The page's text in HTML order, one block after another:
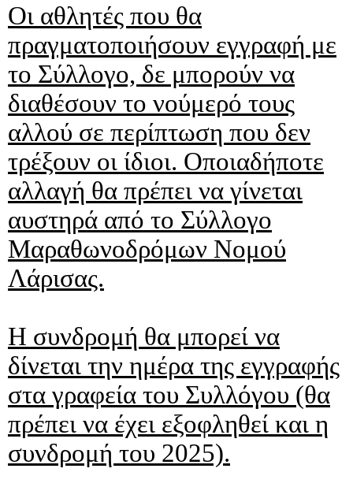
Οι αθλητές που θα
πραγματοποιήσουν εγγραφή με
το Σύλλογο, δε μπορούν να
διαθέσουν το νούμερό τους
αλλού σε περίπτωση που δεν
τρέξουν οι ίδιοι. Οποιαδήποτε
αλλαγή θα πρέπει να γίνεται
αυστηρά από το Σύλλογο
Μαραθωνοδρόμων Νομού
Λάρισας.
Η συνδρομή θα μπορεί να
δίνεται την ημέρα της εγγραφής
στα γραφεία του Συλλόγου (θα
πρέπει να έχει εξοφληθεί και η
συνδρομή του 2025).